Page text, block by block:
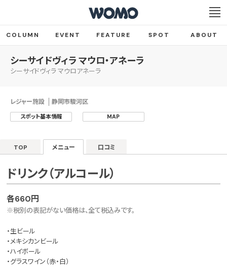
COLUMN EVENT FEATURE SPOT ABOUT
シーサイドヴィラ マウロ・アネーラ
シーサイドヴィラ マウロアネーラ
レジャー施設 静岡市駿河区
スポット基本情報 MAP
TOP メニュー 口コミ
ドリンク（アルコール）
各660円
※税別の表記がない価格は、全て税込みです。
・生ビール
・メキシカンビール
・ハイボール
・グラスワイン（赤・白）